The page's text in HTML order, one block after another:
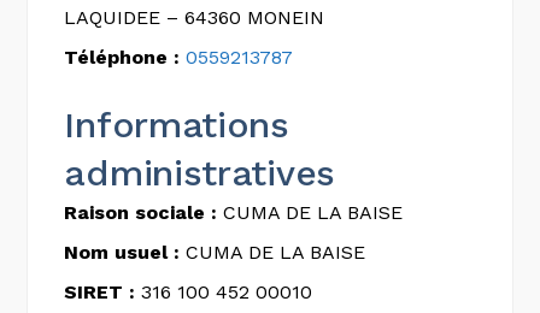
LAQUIDEE – 64360 MONEIN
Téléphone : 0559213787
Informations
administratives
Raison sociale : CUMA DE LA BAISE
Nom usuel : CUMA DE LA BAISE
SIRET : 316 100 452 00010